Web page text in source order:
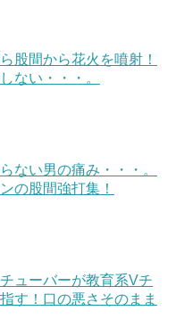
股間から花火を噴射！
ない・・・。
ない男の痛み・・・。
の股間強打集！
ューバーが教育系Vチ
す！口の悪さそのまま